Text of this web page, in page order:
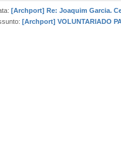
[Archport] Re: Joaquim Garcia.
[Archport] VOLUNTARIADO